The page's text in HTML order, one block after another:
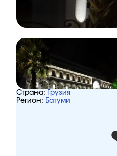
Страна:
Грузия
Регион: Батуми